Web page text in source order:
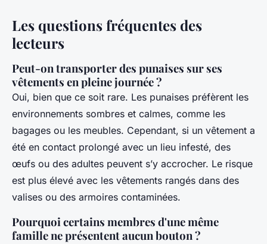
Les questions fréquentes des
lecteurs
Peut-on transporter des punaises sur ses
vêtements en pleine journée ?
Oui, bien que ce soit rare. Les punaises préfèrent les
environnements sombres et calmes, comme les
bagages ou les meubles. Cependant, si un vêtement a
été en contact prolongé avec un lieu infesté, des
œufs ou des adultes peuvent s’y accrocher. Le risque
est plus élevé avec les vêtements rangés dans des
valises ou des armoires contaminées.
Pourquoi certains membres d'une même
famille ne présentent aucun bouton ?